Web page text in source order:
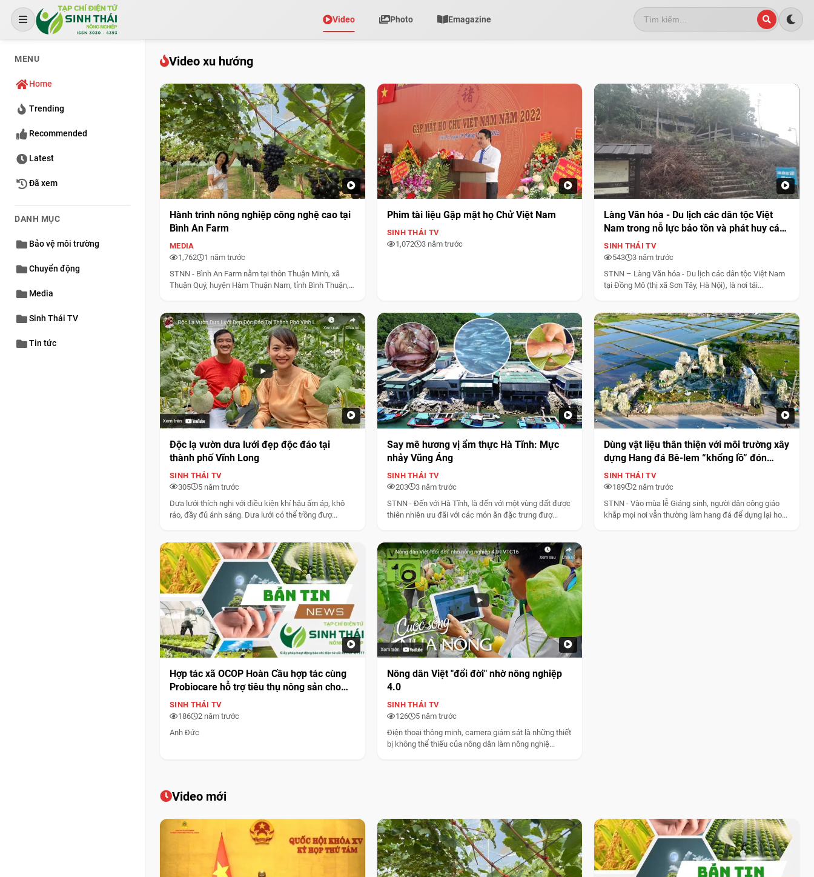
Video Photo Emagazine
MENU
Home
Trending
Recommended
Latest
Đã xem
DANH MỤC
Bảo vệ môi trường
Chuyển động
Media
Sinh Thái TV
Tin tức
Video xu hướng
Hành trình nông nghiệp công nghệ cao tại
Bình An Farm
MEDIA
1,762
1 năm trước
STNN - Bình An Farm nằm tại thôn Thuận Minh, xã
Thuận Quý, huyện Hàm Thuận Nam, tỉnh Bình Thuận,
Phim tài liệu Gặp mặt họ Chử Việt Nam
SINH THÁI TV
1,072
3 năm trước
Làng Văn hóa - Du lịch các dân tộc Việt
Nam trong nỗ lực bảo tồn và phát huy các
di sản văn hóa dân tộc
SINH THÁI TV
543
3 năm trước
STNN – Làng Văn hóa - Du lịch các dân tộc Việt Nam
tại Đồng Mô (thị xã Sơn Tây, Hà Nội), là nơi tái...
Độc lạ vườn dưa lưới đẹp độc đáo tại
thành phố Vĩnh Long
SINH THÁI TV
305
5 năm trước
Dưa lưới thích nghi với điều kiện khí hậu ấm áp, khô
ráo, đầy đủ ánh sáng. Dưa lưới có thể trồng đượ...
Say mê hương vị ẩm thực Hà Tĩnh: Mực
nhảy Vũng Áng
SINH THÁI TV
203
3 năm trước
STNN - Đến với Hà Tĩnh, là đến với một vùng đất được
thiên nhiên ưu đãi với các món ăn đặc trưng đượ...
Dùng vật liệu thân thiện với môi trường xây
dựng Hang đá Bê-lem “khổng lồ” đón
Giáng sinh ở Hà Tĩnh
SINH THÁI TV
189
2 năm trước
STNN - Vào mùa lễ Giáng sinh, người dân công giáo
khắp mọi nơi vẫn thường làm hang đá để dựng lại ho...
Hợp tác xã OCOP Hoàn Cầu hợp tác cùng
Probiocare hỗ trợ tiêu thụ nông sản cho
người dân
SINH THÁI TV
186
2 năm trước
Anh Đức
Nông dân Việt "đổi đời" nhờ nông nghiệp
4.0
SINH THÁI TV
126
5 năm trước
Điện thoại thông minh, camera giám sát là những thiết
bị không thể thiếu của nông dân làm nông nghiệ...
Video mới